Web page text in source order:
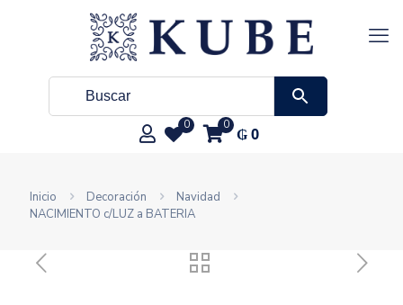
0 0 ₲0
Inicio Decoración
Navidad
NACIMIENTO c/LUZ a BATERIA